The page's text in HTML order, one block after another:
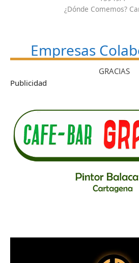
¿Dónde Comemos?
Empresas
GRACIAS
Publicidad